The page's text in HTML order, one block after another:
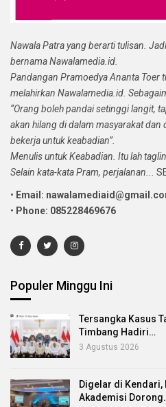
Nawala Patra yang berarti tulisan.
bernama Nawalamedia.id.
Pandangan Pramoedya Ananta Toer
melahirkan Nawalamedia.id.
“Orang boleh pandai setinggi langit,
akan hilang di dalam masyarakat dan
bekerja untuk keabadian”.
Menulis untuk Keabadian. Itu lah
Selain kata-kata Pram, perjalanan...
• Email:
• Phone: 085228469676
Populer Minggu Ini
Tersangka Kasus
Timbang Hadiri…
3 Agustus 2026
Digelar di
Akademisi